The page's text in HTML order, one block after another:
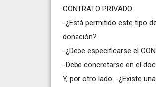
CONTRATO PRIVADO.
-¿Está permitido este tipo
donación?
-¿Debe especificarse el
-Debe concretarse en el
Y, por otro lado: -¿Existe